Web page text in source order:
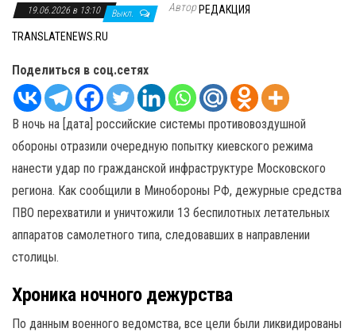
19.06.2026 в 13:10 Выкл. Автор РЕДАКЦИЯ
TRANSLATENEWS.RU
Поделиться в соц.сетях
В ночь на [дата] российские системы противовоздушной
обороны отразили очередную попытку киевского режима
нанести удар по гражданской инфраструктуре Московского
региона. Как сообщили в Минобороны РФ, дежурные средства
ПВО перехватили и уничтожили 13 беспилотных летательных
аппаратов самолетного типа, следовавших в направлении
столицы.
Хроника ночного дежурства
По данным военного ведомства, все цели были ликвидированы